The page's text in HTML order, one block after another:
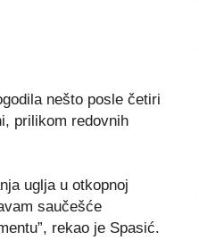
nešto posle četiri
prilikom redovnih
uglja u otkopnoj
saučešće
rekao je Spasić.